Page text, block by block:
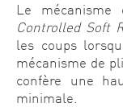
Le
Controlled Soft
les coups
mécanisme de
confère une
minimale.